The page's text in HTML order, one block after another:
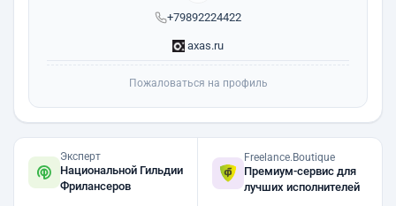
+79892224422
axas.ru
Пожаловаться на профиль
Эксперт
Национальной Гильдии
Фрилансеров
Freelance.Boutique
Премиум-сервис для
лучших исполнителей